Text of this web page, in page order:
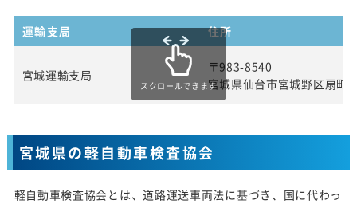
運輸支局 住所
宮城運輸支局
〒983-8540
宮城県仙台市宮城野区扇町
スクロールできます
宮城県の軽自動車検査協会
軽自動車検査協会とは、道路運送車両法に基づき、国に代わっ